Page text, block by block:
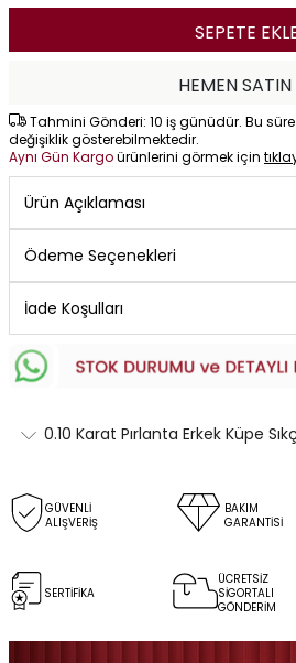
SEPETE
HEMEN SATIN
Tahmini Gönderi: 10 iş günüdür. Bu
değişiklik gösterebilmektedir.
Aynı Gün Kargoürünlerini görmek için
Ürün Açıklaması
Ödeme Seçenekleri
İade Koşulları
0.10 Karat Pırlanta Erkek Küpe
GÜVENLİ
ALIŞVERİŞ
BAKIM
GARANTİSİ
SERTİFİKA
ÜCRETSİZ
SİGORTALI
GÖNDERİM